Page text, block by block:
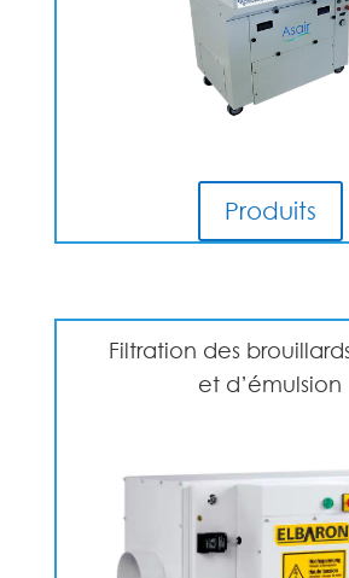
Produits
Filtration des
et d’émulsion